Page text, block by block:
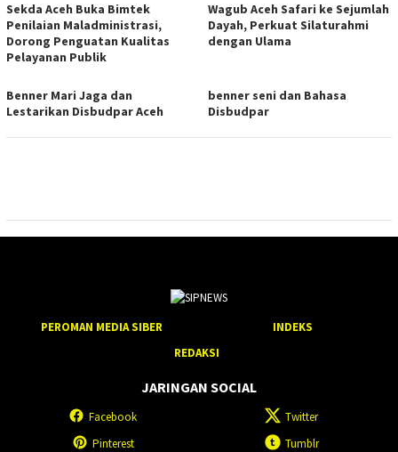
Sekda Aceh Buka Bimtek
Penilaian Maladministrasi,
Dorong Penguatan Kualitas
Pelayanan Publik
Wagub Aceh Safari ke Sejumlah
Dayah, Perkuat Silaturahmi
dengan Ulama
Benner Mari Jaga dan
Lestarikan Disbudpar Aceh
benner seni dan Bahasa
Disbudpar
PEROMAN MEDIA SIBER
INDEKS
REDAKSI
JARINGAN SOCIAL
Facebook
Twitter
Pinterest
Tumblr